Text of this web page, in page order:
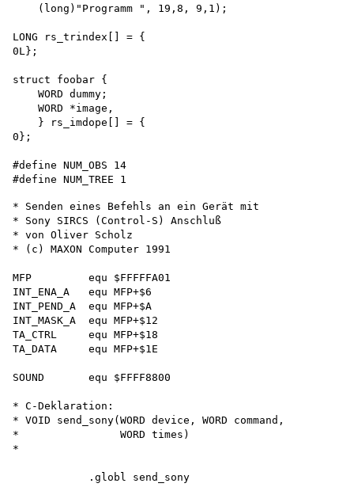
    (long)"Programm ", 19,8, 9,1);
LONG rs_trindex[] = {
0L};
struct foobar {
    WORD dummy;
    WORD *image,
    } rs_imdope[] = {
0};
#define NUM_OBS 14
* Senden eines Befehls an ein Gerät mit
* Sony SIRCS (Control-S) Anschluß
* von Oliver Scholz
* (c) MAXON Computer 1991
MFP         equ $FFFFFA01
INT_ENA_A   equ MFP+$6
INT_PEND_A  equ MFP+$A
INT_MASK_A  equ MFP+$12
TA_CTRL     equ MFP+$18
TA_DATA     equ MFP+$1E
SOUND       equ $FFFF8800
* C-Deklaration:
* VOID send_sony(WORD device, WORD command,
*                WORD times)
*
            .globl send_sony